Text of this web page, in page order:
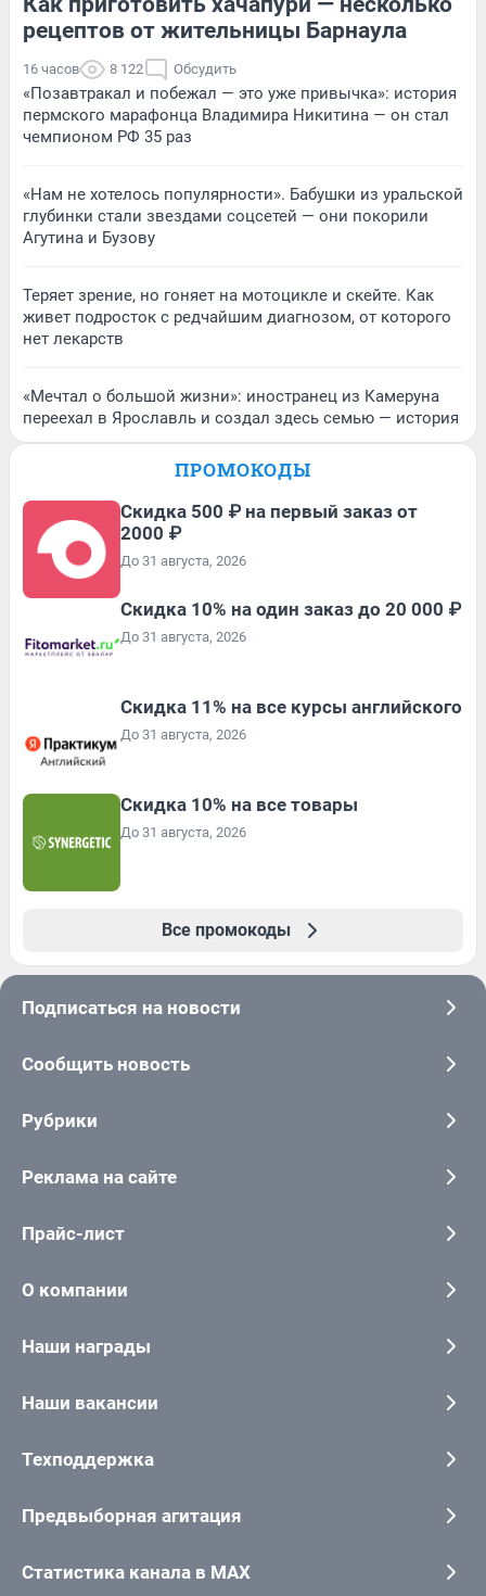
рецептов от жительницы Барнаула
16 часов 8 122 Обсудить
«Позавтракал и побежал — это уже привычка»: история
пермского марафонца Владимира Никитина — он стал
чемпионом РФ 35 раз
«Нам не хотелось популярности». Бабушки из уральской
глубинки стали звездами соцсетей — они покорили
Агутина и Бузову
Теряет зрение, но гоняет на мотоцикле и скейте. Как
живет подросток с редчайшим диагнозом, от которого
нет лекарств
«Мечтал о большой жизни»: иностранец из Камеруна
переехал в Ярославль и создал здесь семью — история
ПРОМОКОДЫ
Скидка 500 ₽ на первый заказ от
2000 ₽
До 31 августа, 2026
Скидка 10% на один заказ до 20 000 ₽
До 31 августа, 2026
Скидка 11% на все курсы английского
До 31 августа, 2026
Скидка 10% на все товары
До 31 августа, 2026
Все промокоды
Подписаться на новости
Сообщить новость
Рубрики
Реклама на сайте
Прайс-лист
О компании
Наши награды
Наши вакансии
Техподдержка
Предвыборная агитация
Статистика канала в MAX